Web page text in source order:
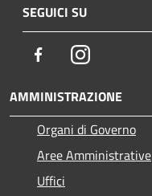
SEGUICI SU
FacebookInstagram
AMMINISTRAZIONE
Organi di Governo
Aree Amministrative
Uffici